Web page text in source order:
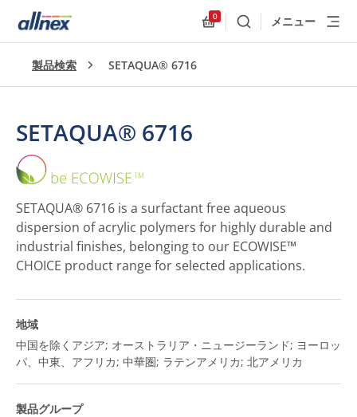
0
検索 メニュー
製品検索 SETAQUA® 6716
SETAQUA® 6716
6716
SETAQUA® 6716 is a surfactant free aqueous
dispersion of acrylic polymers for highly durable and
industrial finishes, belonging to our ECOWISE™
CHOICE product range for selected applications.
地域
中国を除くアジア; オーストラリア・ニュージーランド; ヨーロッ
パ、中東、アフリカ; 中華圏; ラテンアメリカ; 北アメリカ
製品グループ